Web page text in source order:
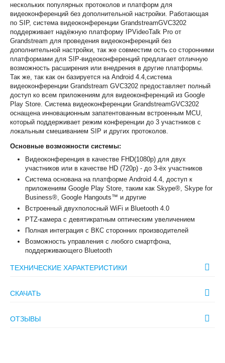
нескольких популярных протоколов и платформ для
видеоконференций без дополнительной настройки. Работающая
по SIP, система видеоконференцииGrandstreamGVC3202
поддерживает надёжную платформу IPVideoTalk Pro от
Grandstream для проведения видеоконференций без
дополнительной настройки, так же совместим ость со сторонними
платформами для SIP-видеоконференций предлагает отличную
возможность расширения или внедрения в другие платформы.
Так же, так как он базируется на Android 4.4,система
видеоконференцииGrandstream GVC3202 предоставляет полный
доступ ко всем приложениям для видеоконференций из Google
Play Store. Система видеоконференцииGrandstreamGVC3202
оснащена инновационным запатентованным встроенным MCU,
который поддерживает режим конференции до 3 участников с
локальным смешиванием SIP и других протоколов.
Основные возможности системы:
Видеоконференция в качестве FHD(1080p) для двух
участников или в качестве HD (720p) - до 3-ёх участников
Система основана на платформе Android 4.4, доступ к
приложениям Google Play Store, таким как Skype®, Skype for
Business®, Google Hangouts™ и другие
Встроенный двухполосный WiFi и Bluetooth 4.0
PTZ-камера с девятикратным оптическим увеличением
Полная интеграция с ВКС сторонних производителей
Возможность управления с любого смартфона,
поддерживающего Bluetooth
ТЕХНИЧЕСКИЕ ХАРАКТЕРИСТИКИ
СКАЧАТЬ
ОТЗЫВЫ